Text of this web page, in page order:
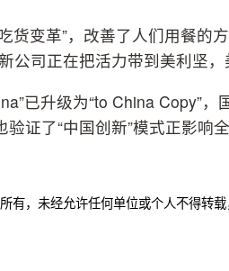
货变革”，改善了人们用餐的
公司正在把活力带到美利坚，
已升级为“to China Copy”
证了“中国创新”模式正影响
有，未经允许任何单位或个人不得转